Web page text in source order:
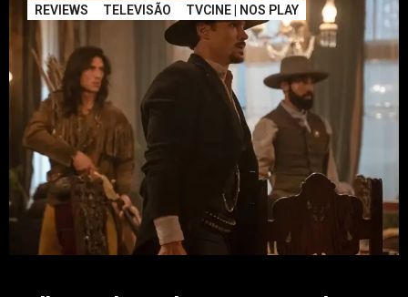
REVIEWS TELEVISÃO TVCINE | NOS PLAY